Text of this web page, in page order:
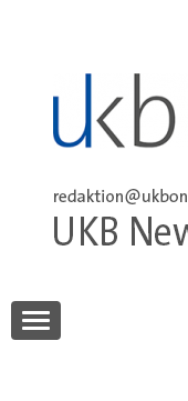
UKB